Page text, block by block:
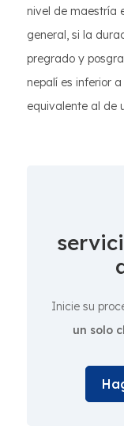
nivel de maestría
general, si la
pregrado y
nepalí es inferior
equivalente al de
Inicie su
un solo